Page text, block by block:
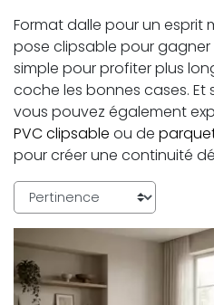
Format dalle pour un esprit
pose clipsable pour
simple pour profiter plus
coche les bonnes cases. Et
vous pouvez également
PVC clipsable ou de
pour créer une continuité